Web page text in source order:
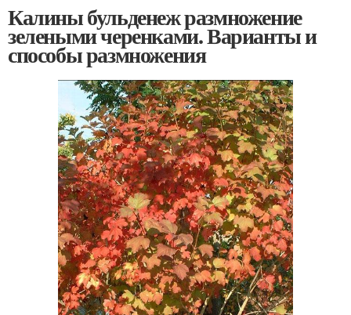
Калины бульденеж размножение
зелеными черенками. Варианты и
способы размножения